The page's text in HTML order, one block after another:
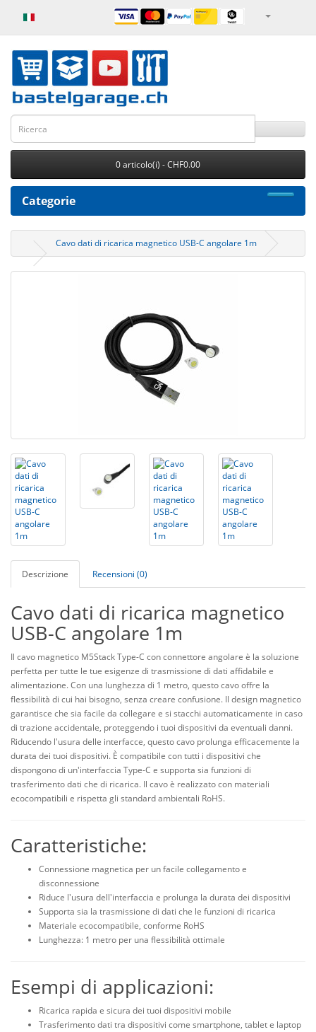
0 articolo(i) - CHF0.00
Categorie
Cavo dati di ricarica magnetico USB-C angolare 1m
Descrizione Recensioni (0)
Cavo dati di ricarica magnetico
USB-C angolare 1m
Il cavo magnetico M5Stack Type-C con connettore angolare è la soluzione
perfetta per tutte le tue esigenze di trasmissione di dati affidabile e
alimentazione. Con una lunghezza di 1 metro, questo cavo offre la
flessibilità di cui hai bisogno, senza creare confusione. Il design magnetico
garantisce che sia facile da collegare e si stacchi automaticamente in caso
di trazione accidentale, proteggendo i tuoi dispositivi da eventuali danni.
Riducendo l'usura delle interfacce, questo cavo prolunga efficacemente la
durata dei tuoi dispositivi. È compatibile con tutti i dispositivi che
dispongono di un'interfaccia Type-C e supporta sia funzioni di
trasferimento dati che di ricarica. Il cavo è realizzato con materiali
ecocompatibili e rispetta gli standard ambientali RoHS.
Caratteristiche:
Connessione magnetica per un facile collegamento e
disconnessione
Riduce l'usura dell'interfaccia e prolunga la durata dei dispositivi
Supporta sia la trasmissione di dati che le funzioni di ricarica
Materiale ecocompatibile, conforme RoHS
Lunghezza: 1 metro per una flessibilità ottimale
Esempi di applicazioni:
Ricarica rapida e sicura dei tuoi dispositivi mobile
Trasferimento dati tra dispositivi come smartphone, tablet e laptop